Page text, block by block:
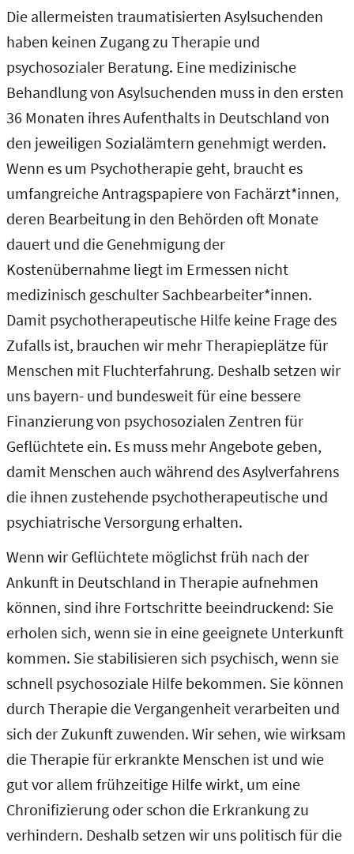
Die allermeisten traumatisierten Asylsuchenden
haben keinen Zugang zu Therapie und
psychosozialer Beratung. Eine medizinische
Behandlung von Asylsuchenden muss in den ersten
36 Monaten ihres Aufenthalts in Deutschland von
den jeweiligen Sozialämtern genehmigt werden.
Wenn es um Psychotherapie geht, braucht es
umfangreiche Antragspapiere von Fachärzt*innen,
deren Bearbeitung in den Behörden oft Monate
dauert und die Genehmigung der
Kostenübernahme liegt im Ermessen nicht
medizinisch geschulter Sachbearbeiter*innen.
Damit psychotherapeutische Hilfe keine Frage des
Zufalls ist, brauchen wir mehr Therapieplätze für
Menschen mit Fluchterfahrung. Deshalb setzen wir
uns bayern- und bundesweit für eine bessere
Finanzierung von psychosozialen Zentren für
Geflüchtete ein. Es muss mehr Angebote geben,
damit Menschen auch während des Asylverfahrens
die ihnen zustehende psychotherapeutische und
psychiatrische Versorgung erhalten.
Wenn wir Geflüchtete möglichst früh nach der
Ankunft in Deutschland in Therapie aufnehmen
können, sind ihre Fortschritte beeindruckend: Sie
erholen sich, wenn sie in eine geeignete Unterkunft
kommen. Sie stabilisieren sich psychisch, wenn sie
schnell psychosoziale Hilfe bekommen. Sie können
durch Therapie die Vergangenheit verarbeiten und
sich der Zukunft zuwenden. Wir sehen, wie wirksam
die Therapie für erkrankte Menschen ist und wie
gut vor allem frühzeitige Hilfe wirkt, um eine
Chronifizierung oder schon die Erkrankung zu
verhindern. Deshalb setzen wir uns politisch für die